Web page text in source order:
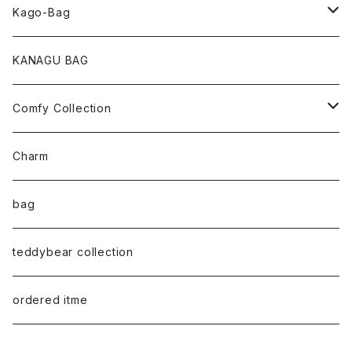
pearl Collection
loop Collection
necklace
bracelet
anklet
earring
Kago-Bag
Oval / onehandle
shoulder
M size
L size
ML（12ｘ8）
tote style
KANAGU BAG
Comfy Collection
T-shirt
Long sleeve
Sweat
Charm
bag
teddybear collection
ordered itme